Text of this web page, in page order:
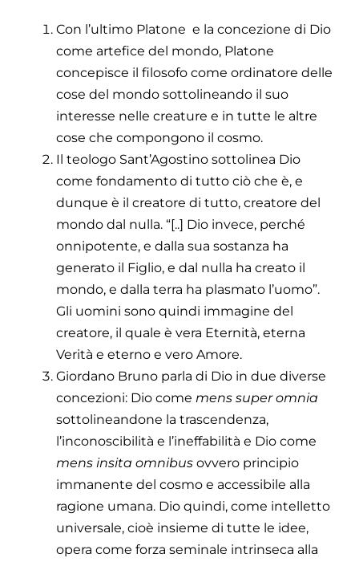
Con l’ultimo Platone e la concezione di Dio
come artefice del mondo, Platone
concepisce il filosofo come ordinatore delle
cose del mondo sottolineando il suo
interesse nelle creature e in tutte le altre
cose che compongono il cosmo.
Il teologo Sant’Agostino sottolinea Dio
come fondamento di tutto ciò che è, e
dunque è il creatore di tutto, creatore del
mondo dal nulla. “[..] Dio invece, perché
onnipotente, e dalla sua sostanza ha
generato il Figlio, e dal nulla ha creato il
mondo, e dalla terra ha plasmato l’uomo”.
Gli uomini sono quindi immagine del
creatore, il quale è vera Eternità, eterna
Verità e eterno e vero Amore.
Giordano Bruno parla di Dio in due diverse
concezioni: Dio come mens super omnia
sottolineandone la trascendenza,
l’inconoscibilità e l’ineffabilità e Dio come
mens insita omnibus ovvero principio
immanente del cosmo e accessibile alla
ragione umana. Dio quindi, come intelletto
universale, cioè insieme di tutte le idee,
opera come forza seminale intrinseca alla